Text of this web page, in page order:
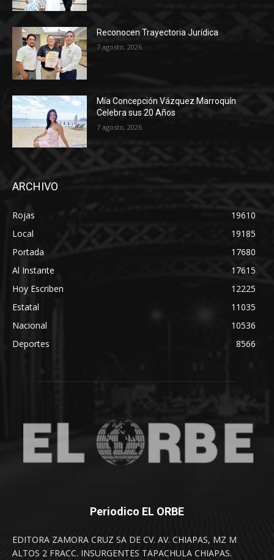
Reconocen Trayectoria Jurídica
7 agosto, 2026
Mía Concepción Vázquez Marroquín
Celebra sus 20 Años
7 agosto, 2026
ARCHIVO
Rojas
19610
Local
19185
Portada
17680
Al Instante
17615
Hoy Escriben
12225
Estatal
11035
Nacional
10536
Deportes
8566
Periodico EL ORBE
EDITORA ZAMORA CRUZ SA DE CV. AV. CHIAPAS, MZ M
ALTOS 2 FRACC. INSURGENTES TAPACHULA CHIAPAS.